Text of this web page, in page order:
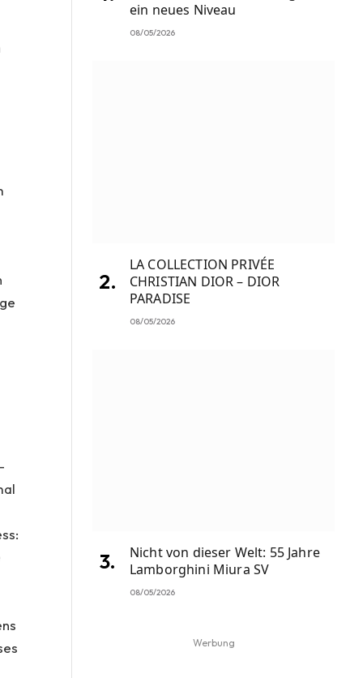
ein neues Niveau
08/05/2026
LA COLLECTION PRIVÉE
CHRISTIAN DIOR – DIOR
PARADISE
08/05/2026
Nicht von dieser Welt: 55 Jahre
Lamborghini Miura SV
08/05/2026
Werbung